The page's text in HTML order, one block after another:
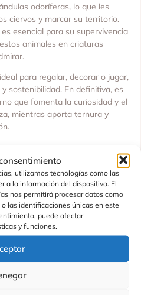
utilizamos tecnologías como las
a la información del dispositivo. El
nos permitirá procesar datos como
las identificaciones únicas en este
puede afectar
y funciones.
odoríferas, lo que les
ciervos y marcar su territorio.
esencial para su supervivencia
animales en criaturas
para regalar, decorar o jugar,
sostenibilidad. En definitiva, es
que fomenta la curiosidad y el
mientras aporta ternura y
calidad con relleno reciclado